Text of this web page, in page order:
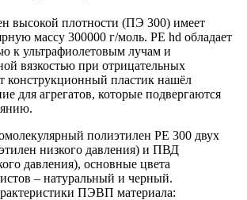
высокой плотности (ПЭ 300) имеет
массу 300000 г/моль. PE hd обладает
к ультрафиолетовым лучам и
вязкостью при отрицательных
конструкционный пластик нашёл
для агрегатов, которые подвергаются
полиэтилен PE 300 двух
низкого давления) и ПВД
давления), основные цвета
– натуральный и черный.
ПЭВП материала: